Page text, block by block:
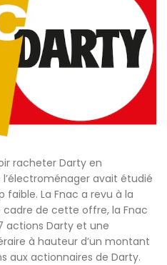
racheter Darty en
avait étudié
La Fnac a revu à la
cadre de cette offre, la Fnac
actions Darty et une
à hauteur d’un montant
aux actionnaires de Darty.